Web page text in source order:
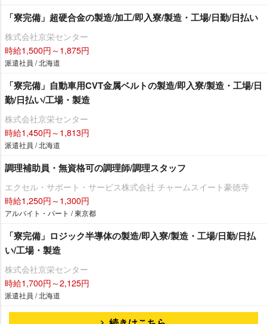
「寮完備」超硬合金の製造/加工/即入寮/製造・工場/日勤/日払い
株式会社京栄センター
時給1,500円～1,875円
派遣社員 / 北海道
「寮完備」自動車用CVT金属ベルトの製造/即入寮/製造・工場/日
勤/日払い/工場・製造
株式会社京栄センター
時給1,450円～1,813円
派遣社員 / 北海道
調理補助員・無資格可の調理師/調理スタッフ
エクセル・サポート・サービス株式会社 チャームスイート豪徳寺
時給1,250円～1,300円
アルバイト・パート / 東京都
「寮完備」ロジック半導体の製造/即入寮/製造・工場/日勤/日払
い/工場・製造
株式会社京栄センター
時給1,700円～2,125円
派遣社員 / 北海道